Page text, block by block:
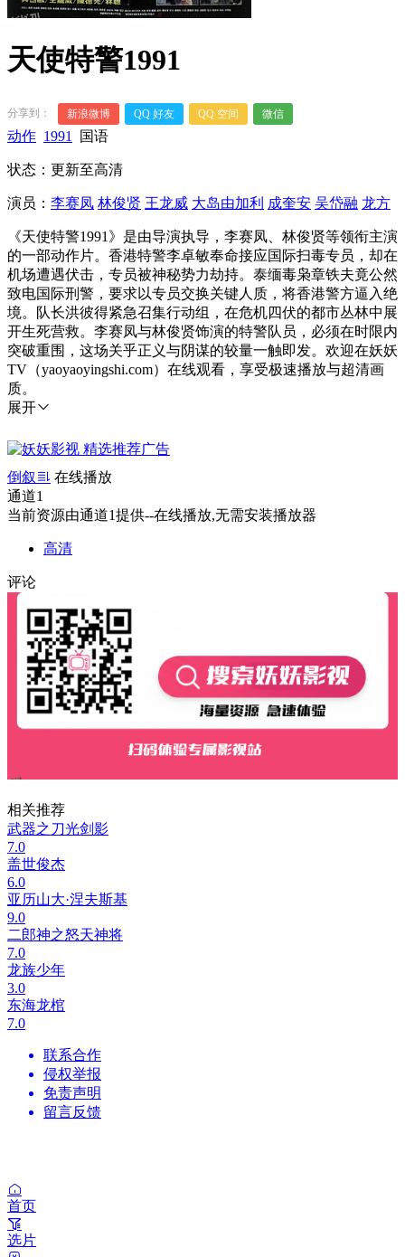
天使特警1991
分享到： 新浪微博 QQ 好友 QQ 空间 微信
动作 1991 国语
状态：更新至高清
演员： 李赛凤 林俊贤 王龙威 大岛由加利 成奎安 吴岱融 龙方
《天使特警1991》是由导演执导，李赛凤、林俊贤等领衔主演
的一部动作片。香港特警李卓敏奉命接应国际扫毒专员，却在
机场遭遇伏击，专员被神秘势力劫持。泰缅毒枭章铁夫竟公然
致电国际刑警，要求以专员交换关键人质，将香港警方逼入绝
境。队长洪彼得紧急召集行动组，在危机四伏的都市丛林中展
开生死营救。李赛凤与林俊贤饰演的特警队员，必须在时限内
突破重围，这场关乎正义与阴谋的较量一触即发。欢迎在妖妖
TV（yaoyaoyingshi.com）在线观看，享受极速播放与超清画
质。
展开
倒叙
在线播放
通道1
当前资源由通道1提供--在线播放,无需安装播放器
高清
评论
相关推荐
武器之刀光剑影
7.0
盖世俊杰
6.0
亚历山大·涅夫斯基
9.0
二郎神之怒天神将
7.0
龙族少年
3.0
东海龙棺
7.0
联系合作
侵权举报
免责声明
留言反馈
首页
选片